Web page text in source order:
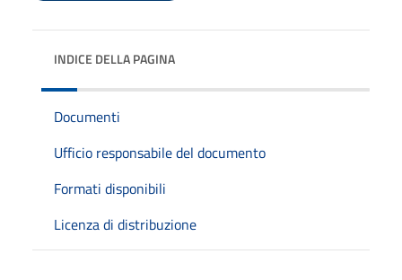
INDICE DELLA PAGINA
Documenti
Ufficio responsabile del documento
Formati disponibili
Licenza di distribuzione